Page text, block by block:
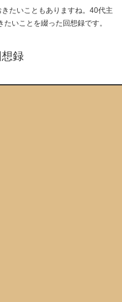
たいこともありますね。40代主
いことを綴った回想録です。
想録